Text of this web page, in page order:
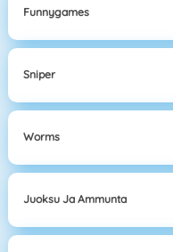
Funnygames
Sniper
Worms
Juoksu Ja Ammunta